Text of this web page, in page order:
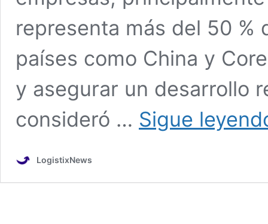
representa más del 50 %
países como China y
y asegurar un desarrollo
consideró … Sigue
LogistixNews